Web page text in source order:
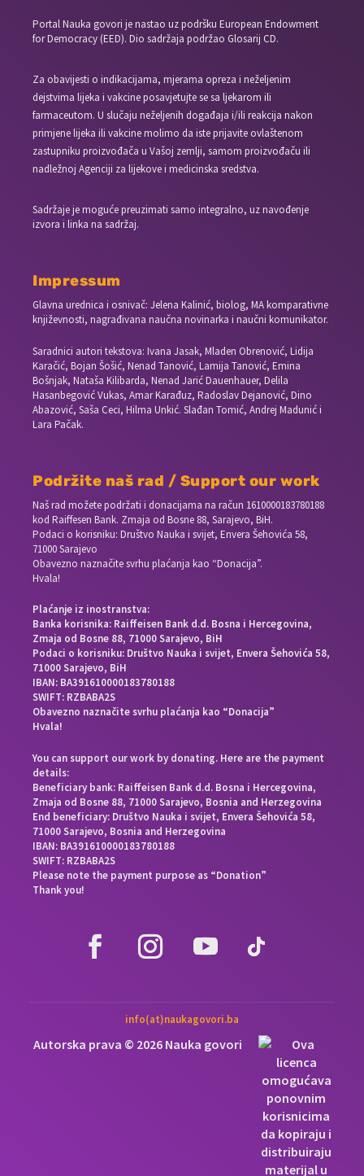
Portal Nauka govori je nastao uz podršku European Endowment
for Democracy (EED). Dio sadržaja podržao Glosarij CD.
Za obavijesti o indikacijama, mjerama opreza i neželjenim
dejstvima lijeka i vakcine posavjetujte se sa ljekarom ili
farmaceutom. U slučaju neželjenih događaja i/ili reakcija nakon
primjene lijeka ili vakcine molimo da iste prijavite ovlaštenom
zastupniku proizvođača u Vašoj zemlji, samom proizvođaču ili
nadležnoj Agenciji za lijekove i medicinska sredstva.
Sadržaje je moguće preuzimati samo integralno, uz navođenje
izvora i linka na sadržaj.
Impressum
Glavna urednica i osnivač: Jelena Kalinić, biolog, MA komparativne
književnosti, nagrađivana naučna novinarka i naučni komunikator.
Saradnici autori tekstova: Ivana Jasak, Mladen Obrenović, Lidija
Karačić, Bojan Šošić, Nenad Tanović, Lamija Tanović, Emina
Bošnjak, Nataša Kilibarda, Nenad Jarić Dauenhauer, Delila
Hasanbegović Vukas, Amar Karađuz, Radoslav Dejanović, Dino
Abazović, Saša Ceci, Hilma Unkić. Slađan Tomić, Andrej Madunić i
Lara Pačak.
Podržite naš rad / Support our work
Naš rad možete podržati i donacijama na račun 1610000183780188
kod Raiffesen Bank. Zmaja od Bosne 88, Sarajevo, BiH.
Podaci o korisniku: Društvo Nauka i svijet, Envera Šehovića 58,
71000 Sarajevo
Obavezno naznačite svrhu plaćanja kao “Donacija”.
Hvala!
Plaćanje iz inostranstva:
Banka korisnika: Raiffeisen Bank d.d. Bosna i Hercegovina,
Zmaja od Bosne 88, 71000 Sarajevo, BiH
Podaci o korisniku: Društvo Nauka i svijet, Envera Šehovića 58,
71000 Sarajevo, BiH
IBAN: BA391610000183780188
SWIFT: RZBABA2S
Obavezno naznačite svrhu plaćanja kao “Donacija”
Hvala!
You can support our work by donating. Here are the payment
details:
Beneficiary bank: Raiffeisen Bank d.d. Bosna i Hercegovina,
Zmaja od Bosne 88, 71000 Sarajevo, Bosnia and Herzegovina
End beneficiary: Društvo Nauka i svijet, Envera Šehovića 58,
71000 Sarajevo, Bosnia and Herzegovina
IBAN: BA391610000183780188
SWIFT: RZBABA2S
Please note the payment purpose as “Donation”
Thank you!
info(at)naukagovori.ba
Autorska prava © 2026 Nauka govori